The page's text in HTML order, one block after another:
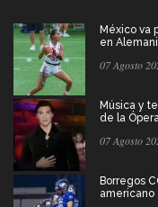
México va
en
07 Agosto
Música y
de la
07 Agosto
Borregos
americano